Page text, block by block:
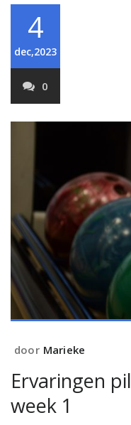
4
dec,2023
0
door Marieke
Ervaringen
week 1